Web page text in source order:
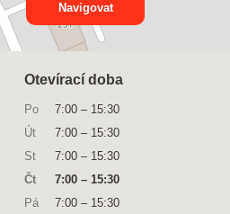
Navigovat
Otevírací doba
Po 7:00 – 15:30
Út
7:00 – 15:30
St
7:00 – 15:30
Čt
7:00 – 15:30
Pá
7:00 – 15:30